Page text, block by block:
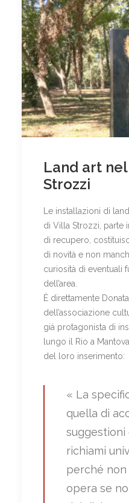
Land art
Strozzi
Le installazioni di
di Villa Strozzi, parte
di recupero,
di novità e non
curiosità di eventuali
dell’area.
È direttamente
dell’associazione
già protagonista di
lungo il Rio a
del loro inserimento:
« La
quella di
suggestioni
richiami
perché
opera se